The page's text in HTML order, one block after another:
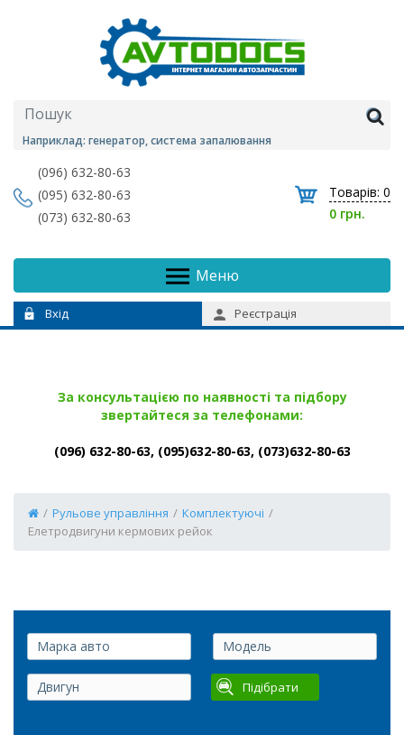
Наприклад: генератор, система запалювання
(096) 632-80-63
(095) 632-80-63
(073) 632-80-63
Товарів: 0
0 грн.
Меню
Вхід Реєстрація
За консультацією по наявності та підбору
звертайтеся за телефонами:
(096) 632-80-63, (095)632-80-63, (073)632-80-63
/ Рульове управління / Комплектуючі /
Елетродвигуни кермових рейок
Підібрати